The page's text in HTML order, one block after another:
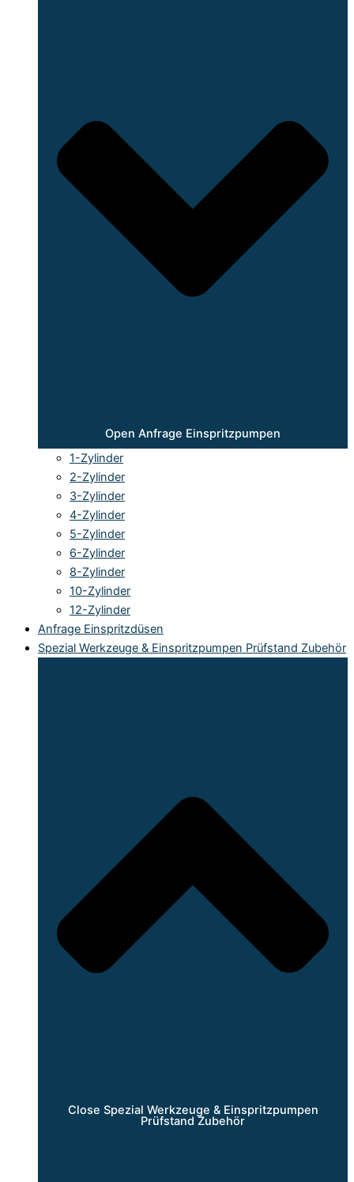
Open Anfrage Einspritzpumpen
1-Zylinder
2-Zylinder
3-Zylinder
4-Zylinder
5-Zylinder
6-Zylinder
8-Zylinder
10-Zylinder
12-Zylinder
Anfrage Einspritzdüsen
Spezial Werkzeuge & Einspritzpumpen Prüfstand Zubehör
Close Spezial Werkzeuge & Einspritzpumpen
Prüfstand Zubehör